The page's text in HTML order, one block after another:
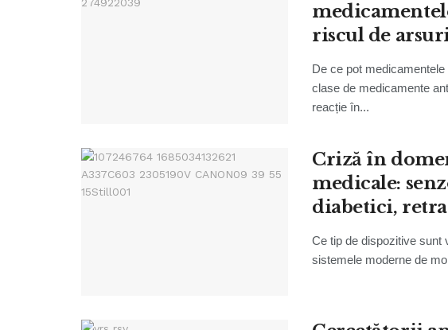
riscul de
De ce pot
clase de medicamente
reacție în...
Criză în
medicale:
diabetici,
Ce tip de dispozitive sunt
sistemele moderne de